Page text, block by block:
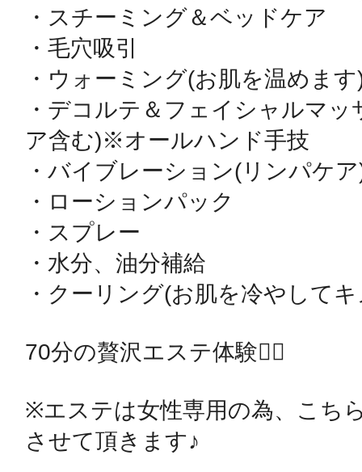
・スチーミング＆ベッドケア
・毛穴吸引
・ウォーミング(お肌を温めます
・デコルテ＆フェイシャルマ
ア含む)※オールハンド手技
・バイブレーション(リンパケ
・ローションパック
・スプレー
・水分、油分補給
・クーリング(お肌を冷やして
70分の贅沢エステ体験💆‍♀️
※エステは女性専用の為、こち
池袋
生駒
日置